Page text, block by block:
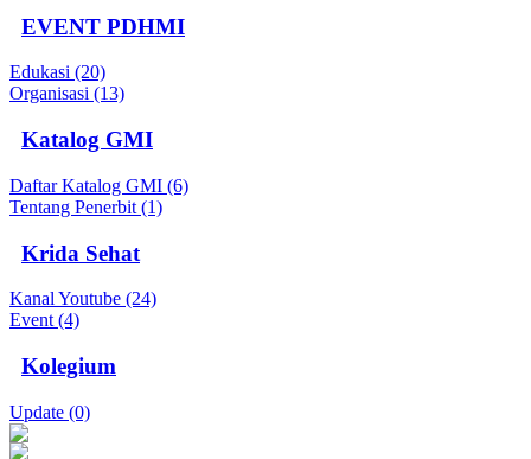
EVENT PDHMI
Edukasi (20)
Organisasi (13)
Katalog GMI
Daftar Katalog GMI (6)
Tentang Penerbit (1)
Krida Sehat
Kanal Youtube (24)
Event (4)
Kolegium
Update (0)